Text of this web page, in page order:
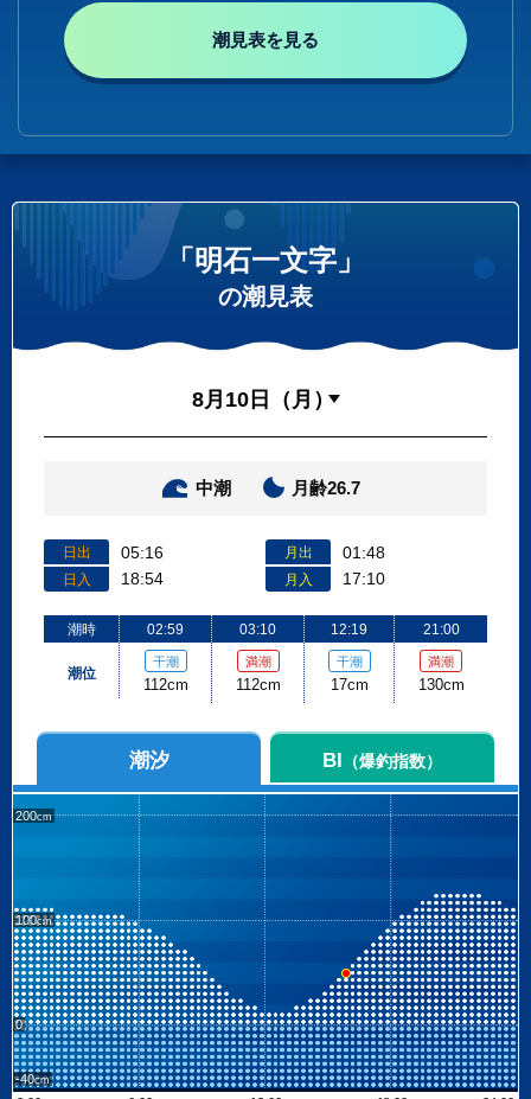
潮見表を見る
「明石一文字」
の潮見表
中潮 月齢26.7
日出 05:16
日入 18:54
月出 01:48
月入 17:10
潮時
潮位
02:59
干潮
112cm
03:10
満潮
112cm
12:19
干潮
17cm
21:00
満潮
130cm
潮汐 BI （爆釣指数）
200
100
0
-40